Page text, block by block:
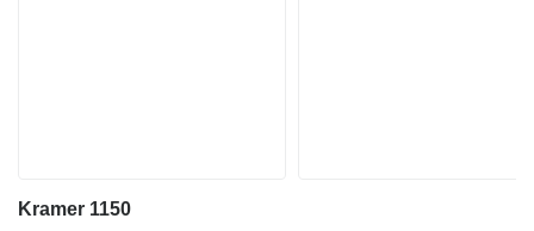
Kramer 1150